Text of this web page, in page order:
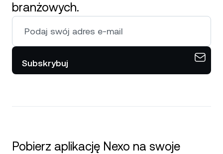
branżowych.
Subskrybuj
Pobierz aplikację Nexo na swoje